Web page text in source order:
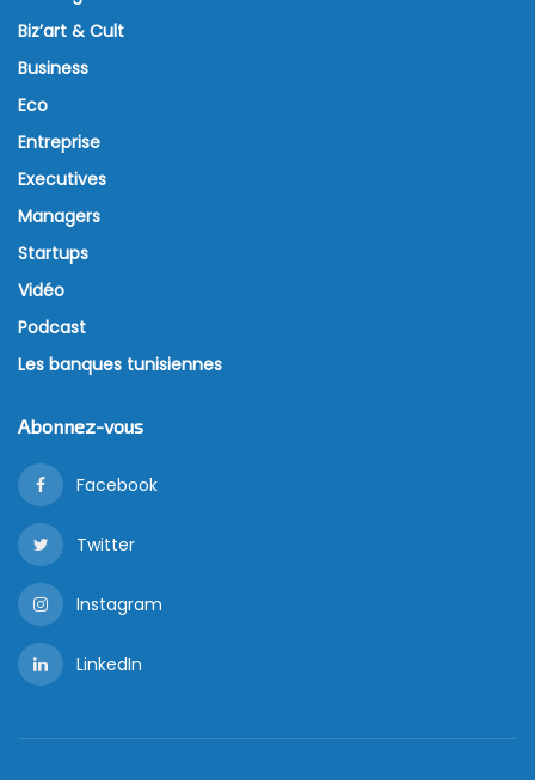
Biz’art & Cult
Business
Eco
Entreprise
Executives
Managers
Startups
Vidéo
Podcast
Les banques tunisiennes
Abonnez-vous
Facebook
Twitter
Instagram
LinkedIn